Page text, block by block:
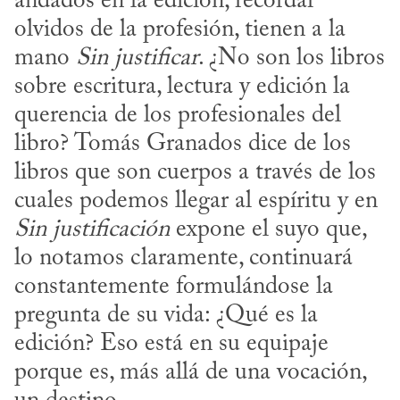
olvidos de la profesión, tienen a la
mano Sin justificar. ¿No son los libros
sobre escritura, lectura y edición la
querencia de los profesionales del
libro? Tomás Granados dice de los
libros que son cuerpos a través de los
Sin justificación expone el suyo que,
lo notamos claramente, continuará
constantemente formulándose la
pregunta de su vida: ¿Qué es la
edición? Eso está en su equipaje
porque es, más allá de una vocación,